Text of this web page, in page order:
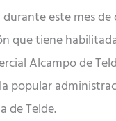
este mes de
que tiene
Alcampo de
popular
de Telde.